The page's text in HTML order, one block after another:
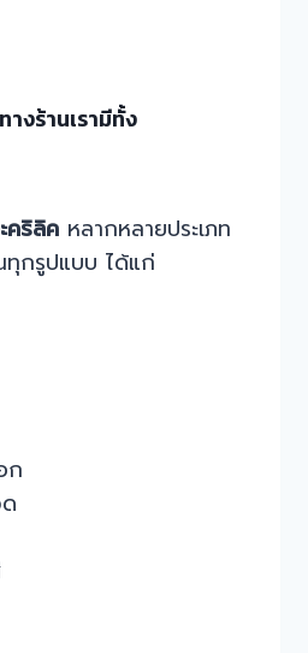
งร้านเรามีทั้ง
คริลิคหลากหลายประเภท
ทุกรูปแบบ ได้แก่
ก